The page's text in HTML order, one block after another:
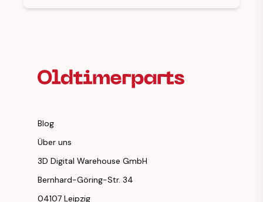
Blog
Über uns
3D Digital Warehouse GmbH
Bernhard-Göring-Str. 34
04107 Leipzig